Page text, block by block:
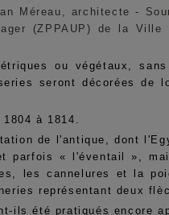
Méreau, architecte -
(ZPPAUP) de la Ville
ou végétaux,
seront décorées de
à 1814.
de l'antique, dont
parfois « l'éventail »,
les cannelures et la
représentant deux
ils été pratiqués encore